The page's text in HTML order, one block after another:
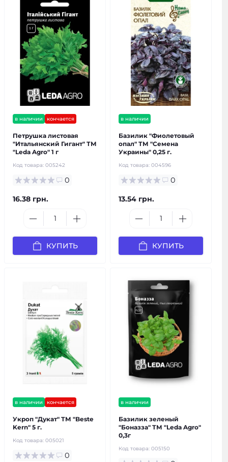
в наличии кончается
Петрушка листовая
"Итальянский Гигант" ТМ
"Leda Agro" 1 г
Код товара: 005242
0
16.38 грн.
КУПИТЬ
в наличии
Базилик "Фиолетовый
опал" ТМ "Семена
Украины" 0,25 г.
Код товара: 004596
0
13.54 грн.
КУПИТЬ
в наличии кончается
Укроп "Дукат" ТМ "Bestе
Kern" 5 г.
Код товара: 005021
0
в наличии
Базилик зеленый
"Боназза" ТМ "Leda Agro"
0,3г
Код товара: 005150